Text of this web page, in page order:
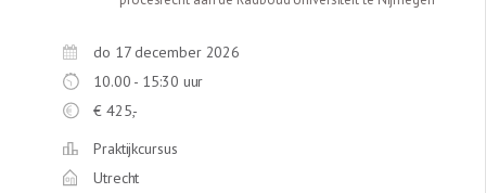
vorderen van contractuele boetes, eventueel alsnog
aandacht voor procesrechtelijke aspecten zoals de
verdeling van de stelplicht en de bewijslast. Verder
behandelt Jaap Dammingh de leerstukken opschorting,
schuldeisersverzuim, de wettelijke verzuimregeling en de
klachtplicht. Uiteraard krijgt u diverse ‘tips & tricks’ voor
uw praktijk. Deze cursus is een aanrader voor iedere
advocaat (jurist) die werkzaam is in de civiele
do 17 december 2026
10.00 - 15:30 uur
€ 425,-
Praktijkcursus
Utrecht